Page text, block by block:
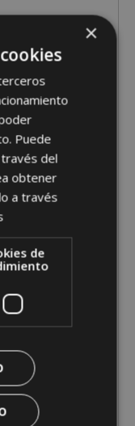
×
Puede
del
obtener
a través
de